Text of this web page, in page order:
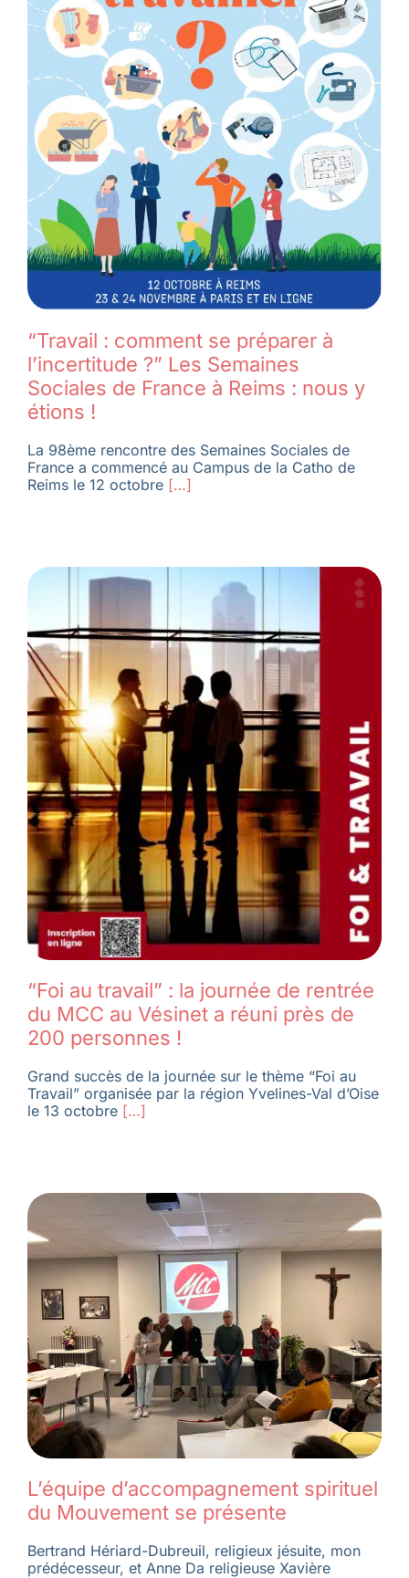
“Travail : comment se préparer à
l’incertitude ?” Les Semaines
Sociales de France à Reims : nous y
étions !
La 98ème rencontre des Semaines Sociales de
France a commencé au Campus de la Catho de
Reims le 12 octobre[…]
“Foi au travail” : la journée de rentrée
du MCC au Vésinet a réuni près de
200 personnes !
Grand succès de la journée sur le thème “Foi au
Travail” organisée par la région Yvelines-Val d’Oise
le 13 octobre[…]
L’équipe d’accompagnement spirituel
du Mouvement se présente
Bertrand Hériard-Dubreuil, religieux jésuite, mon
prédécesseur, et Anne Da religieuse Xavière